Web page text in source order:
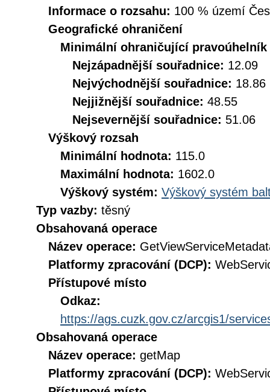
Informace o rozsahu: 100 % území
Geografické ohraničení
Minimální ohraničující pravoúhelník
Nejzápadnější souřadnice: 12.09
Nejvýchodnější souřadnice: 18.86
Nejjižnější souřadnice: 48.55
Nejsevernější souřadnice: 51.06
Výškový rozsah
Minimální hodnota: 115.0
Maximální hodnota: 1602.0
Výškový systém: Výškový systém
Typ vazby: těsný
Obsahovaná operace
Název operace:
Platformy zpracování (DCP):
Přístupové místo
Odkaz:
https://ags.cuzk.gov.cz/arcgis1/
Obsahovaná operace
Název operace: getMap
Platformy zpracování (DCP):